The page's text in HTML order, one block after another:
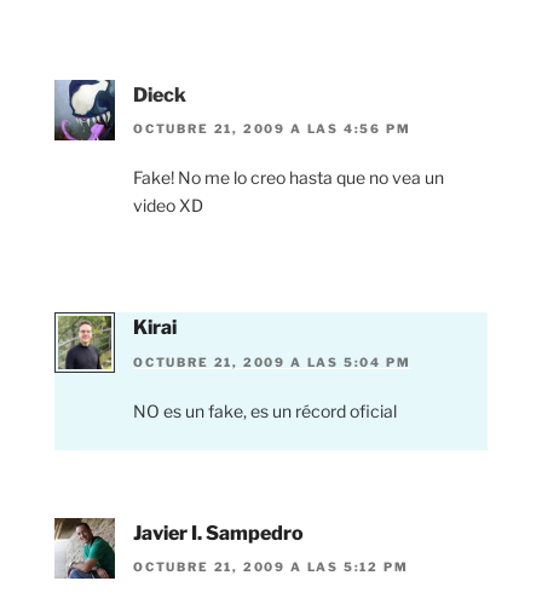
Dieck
OCTUBRE 21, 2009 A LAS 4:56 PM
Fake! No me lo creo hasta que no vea un
video XD
Kirai
OCTUBRE 21, 2009 A LAS 5:04 PM
NO es un fake, es un récord oficial
Javier I. Sampedro
OCTUBRE 21, 2009 A LAS 5:12 PM